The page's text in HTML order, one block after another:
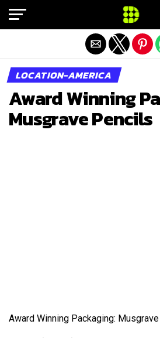
LOCATION-AMERICA
Award Winning
Musgrave Pencils
Award Winning Packaging:
Exit mobile